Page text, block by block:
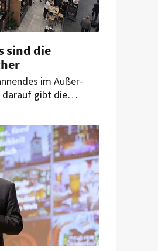
sind die
im Außer-
darauf gibt die
befragt, wie sie die
Highlights sind.